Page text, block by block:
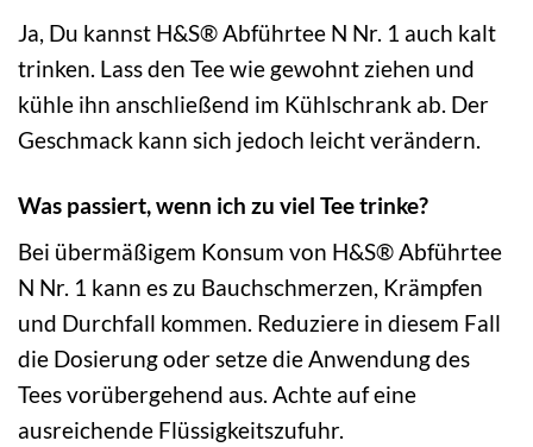
Ja, Du kannst H&S® Abführtee N Nr. 1 auch kalt
trinken. Lass den Tee wie gewohnt ziehen und
kühle ihn anschließend im Kühlschrank ab. Der
Geschmack kann sich jedoch leicht verändern.
Was passiert, wenn ich zu viel Tee trinke?
Bei übermäßigem Konsum von H&S® Abführtee
N Nr. 1 kann es zu Bauchschmerzen, Krämpfen
und Durchfall kommen. Reduziere in diesem Fall
die Dosierung oder setze die Anwendung des
Tees vorübergehend aus. Achte auf eine
ausreichende Flüssigkeitszufuhr.